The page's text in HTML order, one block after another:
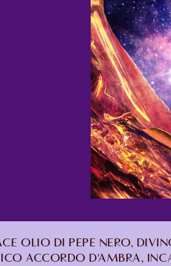
OLIO DI PEPE NERO,
ACCORDO D'AMBRA,